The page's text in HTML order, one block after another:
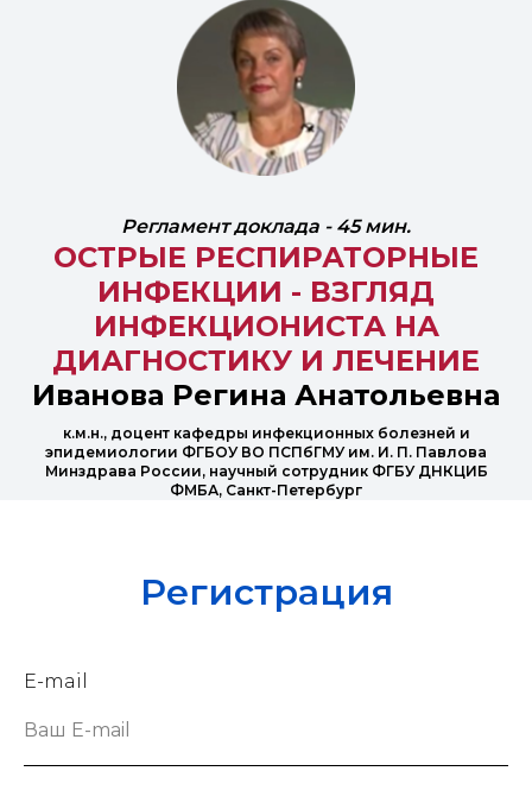
Регламент доклада - 45 мин.
ОСТРЫЕ РЕСПИРАТОРНЫЕ
ИНФЕКЦИИ - ВЗГЛЯД
ИНФЕКЦИОНИСТА НА
ДИАГНОСТИКУ И ЛЕЧЕНИЕ
Иванова Регина Анатольевна
к.м.н., доцент кафедры инфекционных болезней и
эпидемиологии ФГБОУ ВО ПСПбГМУ им. И. П. Павлова
Минздрава России, научный сотрудник ФГБУ ДНКЦИБ
ФМБА, Санкт-Петербург
Регистрация
E-mail